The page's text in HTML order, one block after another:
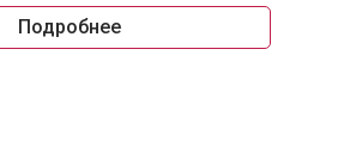
Подробнее